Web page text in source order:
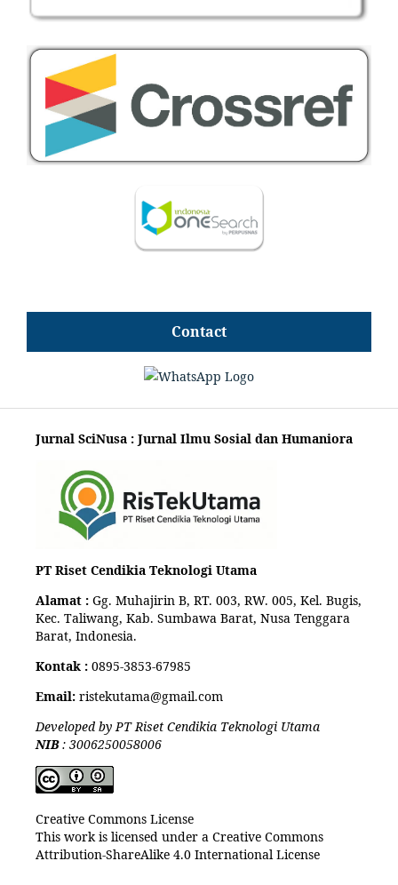
Contact
Jurnal SciNusa : Jurnal Ilmu Sosial dan Humaniora
PT Riset Cendikia Teknologi Utama
Alamat : Gg. Muhajirin B, RT. 003, RW. 005, Kel. Bugis,
Kec. Taliwang, Kab. Sumbawa Barat, Nusa Tenggara
Barat, Indonesia.
Kontak : 0895-3853-67985
Email:ristekutama@gmail.com
Developed by PT Riset Cendikia Teknologi Utama
NIB: 3006250058006
Creative Commons License
This work is licensed under a Creative Commons
Attribution-ShareAlike 4.0 International License